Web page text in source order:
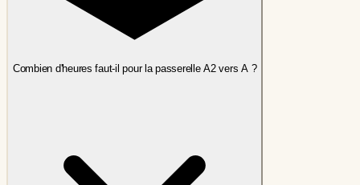
Combien d'heures faut-il pour la passerelle A2 vers A ?